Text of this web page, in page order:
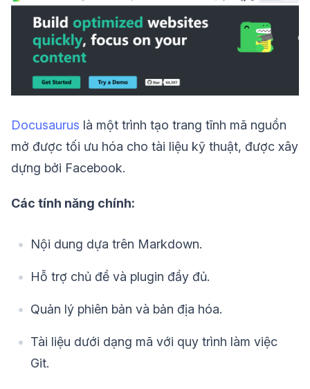
Docusaurus là một trình tạo trang tĩnh mã nguồn
mở được tối ưu hóa cho tài liệu kỹ thuật, được xây
dựng bởi Facebook.
Các tính năng chính:
Nội dung dựa trên Markdown.
Hỗ trợ chủ đề và plugin đầy đủ.
Quản lý phiên bản và bản địa hóa.
Tài liệu dưới dạng mã với quy trình làm việc
Git.